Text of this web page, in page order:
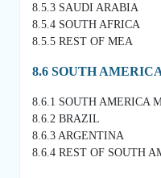
8.5.3 SAUDI ARABIA
8.5.4 SOUTH AFRICA
8.5.5 REST OF MEA
8.6 SOUTH
8.6.1 SOUTH AMERICA
8.6.2 BRAZIL
8.6.3 ARGENTINA
8.6.4 REST OF SOUTH